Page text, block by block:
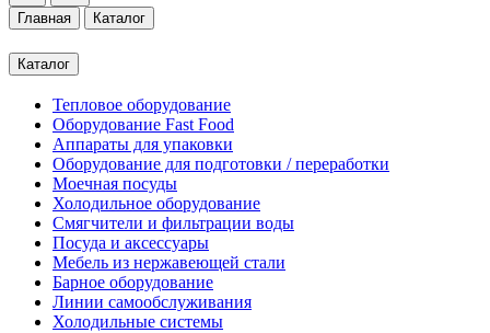
Главная Каталог
Каталог
Тепловое оборудование
Оборудование Fast Food
Аппараты для упаковки
Оборудование для подготовки / переработки
Моечная посуды
Холодильное оборудование
Смягчители и фильтрации воды
Посуда и аксессуары
Мебель из нержавеющей стали
Барное оборудование
Линии самообслуживания
Холодильные системы